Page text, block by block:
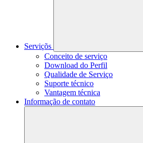
Serviçõs
Conceito de serviço
Download do Perfil
Qualidade de Serviço
Suporte técnico
Vantagem técnica
Informação de contato